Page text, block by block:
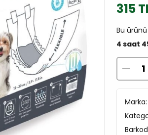
315
Bu ürünü
4 saat
Marka: